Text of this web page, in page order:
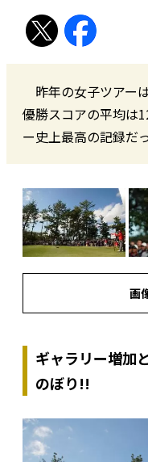
昨年の女子ツアー
優勝スコアの平均は
ー史上最高の記録だ
画
ギャラリー増加
のぼり!!